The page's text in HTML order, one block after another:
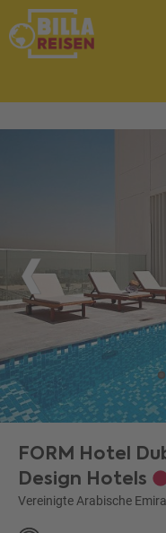
FORM Hotel
Design Hotels
Vereinigte Arabische